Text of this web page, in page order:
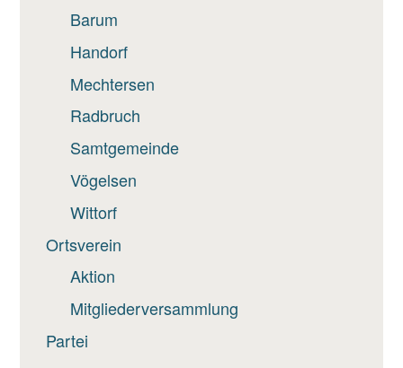
Barum
Handorf
Mechtersen
Radbruch
Samtgemeinde
Vögelsen
Wittorf
Ortsverein
Aktion
Mitgliederversammlung
Partei